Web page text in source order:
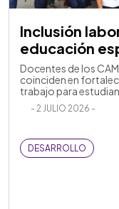
Inclusión
educación
Docentes de los
coinciden en
trabajo para
- 2 JULIO 2026 -
DESARROLLO